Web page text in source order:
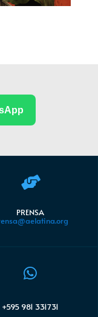

PRENSA

+595 981 331731